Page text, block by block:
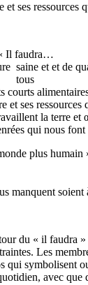
et ses ressources
Il faudra…
saine et et de
tous
courts
et ses
la terre et
qui nous
plus humain
manquent soient
du « il faudra »
Les
qui symbolisent
avec que